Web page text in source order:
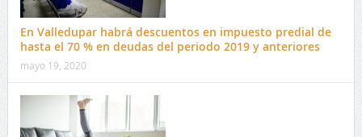
En Valledupar habrá descuentos en impuesto predial de
hasta el 70 % en deudas del periodo 2019 y anteriores
mayo 19, 2020